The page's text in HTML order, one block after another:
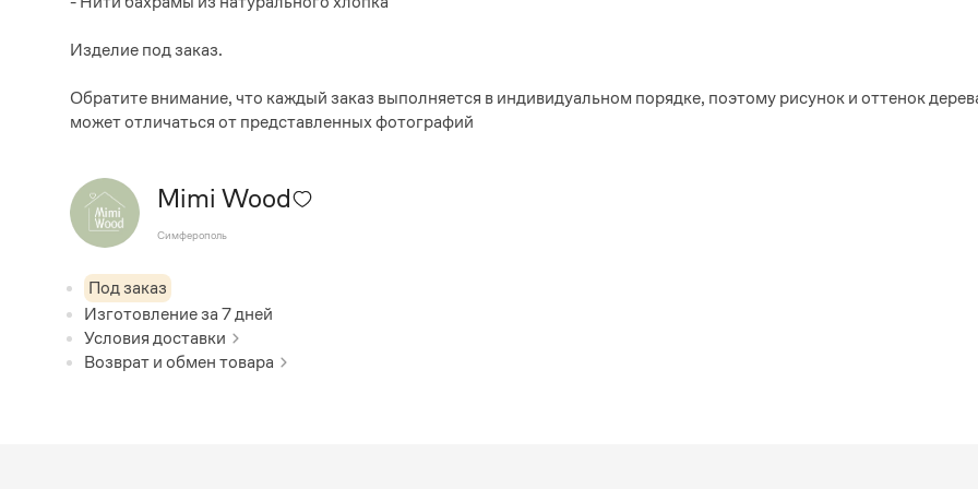
Изделие под заказ.
Обратите внимание, что каждый заказ выполняется в индивидуальном порядке, поэтому рисунок и оттенок
может отличаться от представленных фотографий
Mimi Wood
Симферополь
Под заказ
Изготовление за 7дней
Условия доставки
Возврат и обмен товара